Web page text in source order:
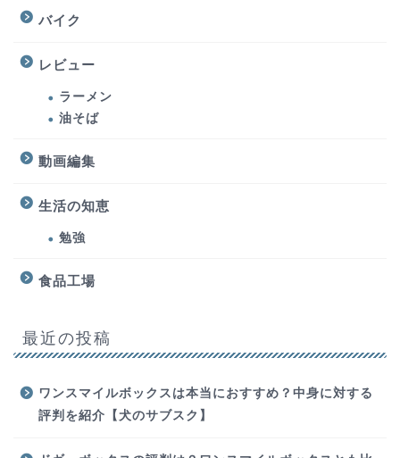
バイク
レビュー
ラーメン
油そば
動画編集
生活の知恵
勉強
食品工場
最近の投稿
ワンスマイルボックスは本当におすすめ？中身に対する
評判を紹介【犬のサブスク】